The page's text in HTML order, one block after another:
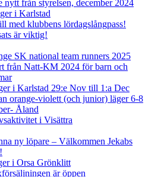
nytt från styrelsen, december 2024
i Karlstad
med klubbens lördagslångpass!
är viktig!
SK national team runners 2025
från Natt-KM 2024 för barn och
i Karlstad 29:e Nov till 1:a Dec
orange-violett (och junior) läger 6-8
Åland
i Visättra
ny löpare – Välkommen Jekabs
i Orsa Grönklitt
är öppen